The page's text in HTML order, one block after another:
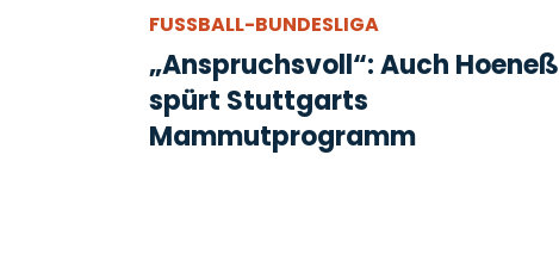
FUSSBALL-BUNDESLIGA
„Anspruchsvoll“: Auch Hoeneß
spürt Stuttgarts
Mammutprogramm